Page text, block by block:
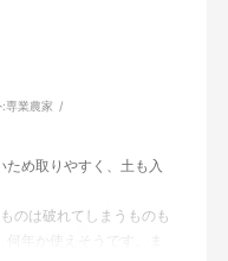
:専業農家
め取りやすく、土も入
のは破れてしまうものも
年か使えそうです。ま